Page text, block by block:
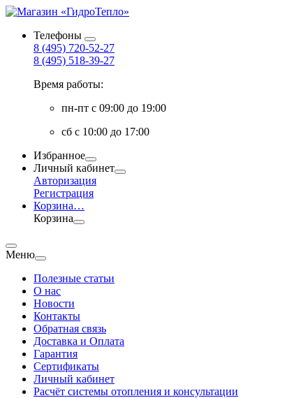
Телефоны
8 (495) 720-52-27
8 (495) 518-39-27
Время работы:
пн-пт с 09:00 до 19:00
сб с 10:00 до 17:00
Избранное
Личный кабинет
Авторизация
Регистрация
Корзина…
Корзина
Меню
Полезные статьи
О нас
Новости
Контакты
Обратная связь
Доставка и Оплата
Гарантия
Сертификаты
Личный кабинет
Расчёт системы отопления и консультации